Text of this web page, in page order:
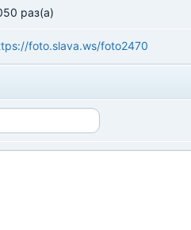
раз(а)
foto.slava.ws/foto2470